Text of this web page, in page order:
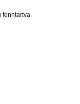
fenntartva.